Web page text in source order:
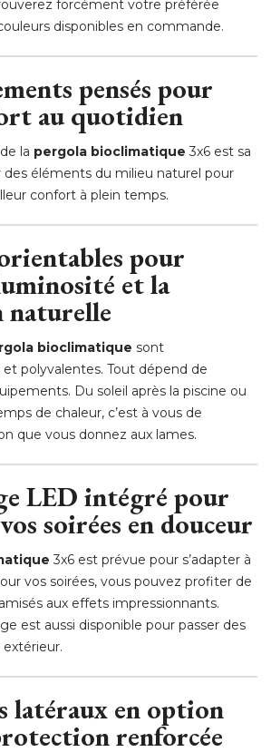
forcément votre préférée
disponibles en commande.
pensés pour
au quotidien
la pergola bioclimatique 3x6 est sa
des éléments du milieu naturel pour
confort à plein temps.
pour
et la
bioclimatique sont
polyvalentes. Tout dépend de
Du soleil après la piscine ou
de chaleur, c’est à vous de
que vous donnez aux lames.
LED intégré pour
soirées en douceur
3x6 est prévue pour s’adapter à
vos soirées, vous pouvez profiter de
aux effets impressionnants.
est aussi disponible pour passer des
latéraux en option
renforcée